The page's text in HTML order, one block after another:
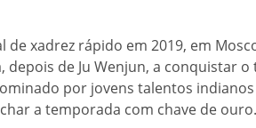
xadrez rápido em 2019, em
de Ju Wenjun, a conquistar
por jovens talentos
a temporada com chave de ouro.